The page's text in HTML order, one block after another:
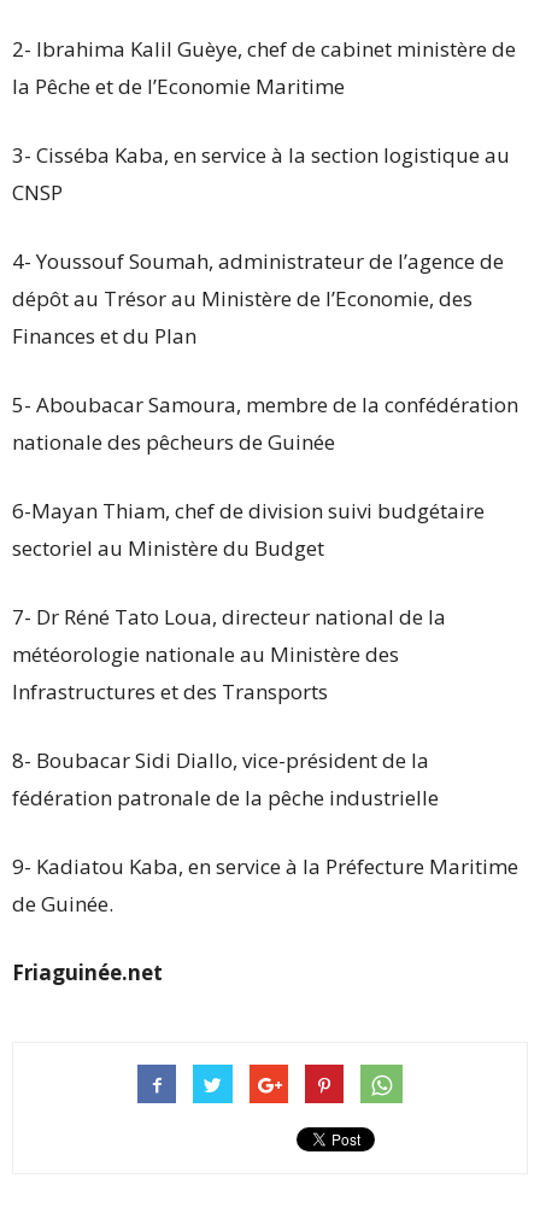
2- Ibrahima Kalil Guèye, chef de cabinet ministère de
la Pêche et de l’Economie Maritime
3- Cisséba Kaba, en service à la section logistique au
CNSP
4- Youssouf Soumah, administrateur de l’agence de
dépôt au Trésor au Ministère de l’Economie, des
Finances et du Plan
5- Aboubacar Samoura, membre de la confédération
nationale des pêcheurs de Guinée
6-Mayan Thiam, chef de division suivi budgétaire
sectoriel au Ministère du Budget
7- Dr Réné Tato Loua, directeur national de la
météorologie nationale au Ministère des
Infrastructures et des Transports
8- Boubacar Sidi Diallo, vice-président de la
fédération patronale de la pêche industrielle
9- Kadiatou Kaba, en service à la Préfecture Maritime
de Guinée.
Friaguinée.net